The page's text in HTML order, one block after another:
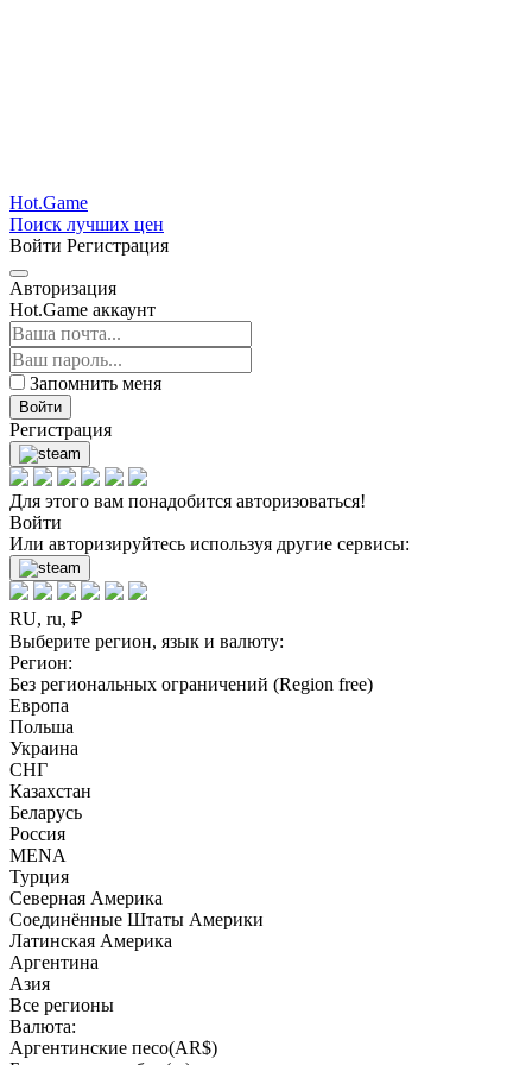
Hot.Game
Поиск лучших цен
Войти Регистрация
Авторизация
Hot.Game аккаунт
Запомнить меня
Войти
Регистрация
Для этого вам понадобится авторизоваться!
Войти
Или авторизируйтесь используя другие сервисы:
RU, ru, ₽
Выберите регион, язык и валюту:
Регион:
Без региональных ограничений (Region free)
Европа
Польша
Украина
СНГ
Казахстан
Беларусь
Россия
MENA
Турция
Северная Америка
Соединённые Штаты Америки
Латинская Америка
Аргентина
Азия
Все регионы
Валюта:
Аргентинские песо(AR$)